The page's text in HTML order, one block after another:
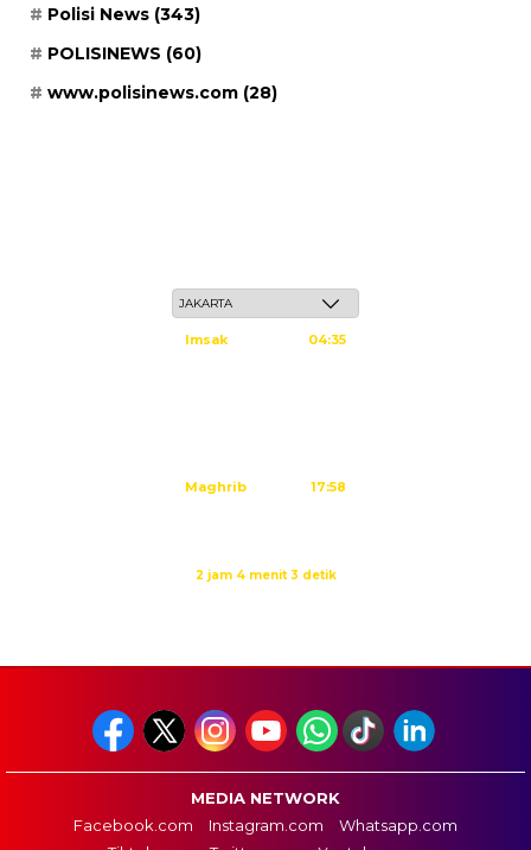
Polisi News (343)
POLISINEWS (60)
www.polisinews.com (28)
Imsak 04:35
Maghrib 17:58
2 jam 4 menit 2 detik
MEDIA NETWORK
Facebook.com
Instagram.com
Whatsapp.com